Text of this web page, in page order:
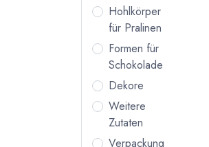
Hohlkörper
für Pralinen
Formen für
Schokolade
Dekore
Weitere
Zutaten
Verpackung